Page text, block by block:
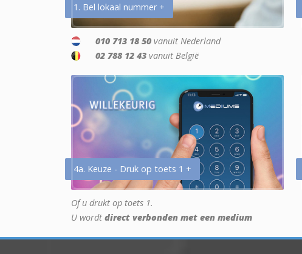
1. Bel lokaal nummer +
010 713 18 50 vanuit Nederland
02 788 12 43 vanuit België
4a. Keuze - Druk op toets 1 +
Of u drukt op toets 1.
U wordt direct verbonden met een medium